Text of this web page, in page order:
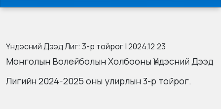
Үндэсний Дээд Лиг: 3-р тойрог | 2024.12.23
Монголын Волейболын Холбооны Үндэсний Дээд
Лигийн 2024-2025 оны улирлын 3-р тойрог.